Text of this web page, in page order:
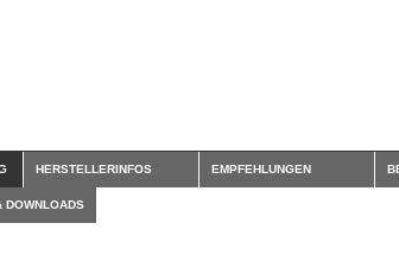
HERSTELLERINFOS EMPFEHLUNGEN
DOWNLOADS